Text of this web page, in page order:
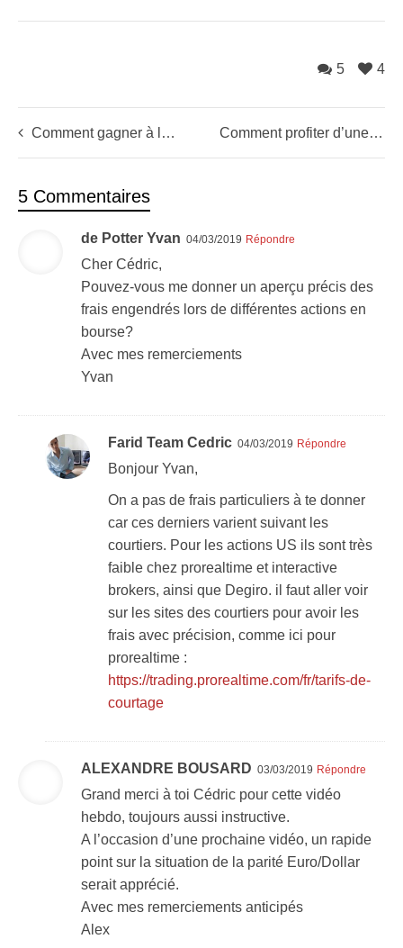
4
5
Comment gagner à la baisse en bourse? (alerte à la purge sur les screeners US!) Comment profiter d’une saison de résultats en bourse (inclus: 3 opportunités explosives)
5 Commentaires
de Potter Yvan 04/03/2019 Répondre
Cher Cédric,
Pouvez-vous me donner un aperçu précis des
frais engendrés lors de différentes actions en
bourse?
Avec mes remerciements
Yvan
Farid Team Cedric 04/03/2019 Répondre
Bonjour Yvan,
On a pas de frais particuliers à te donner
car ces derniers varient suivant les
courtiers. Pour les actions US ils sont très
faible chez prorealtime et interactive
brokers, ainsi que Degiro. il faut aller voir
sur les sites des courtiers pour avoir les
frais avec précision, comme ici pour
prorealtime :
https://trading.prorealtime.com/fr/tarifs-de-
courtage
ALEXANDRE BOUSARD 03/03/2019 Répondre
Grand merci à toi Cédric pour cette vidéo
hebdo, toujours aussi instructive.
A l’occasion d’une prochaine vidéo, un rapide
point sur la situation de la parité Euro/Dollar
serait apprécié.
Avec mes remerciements anticipés
Alex